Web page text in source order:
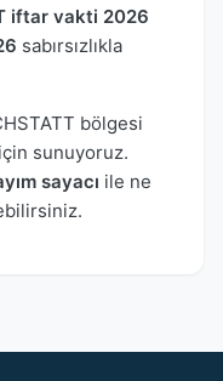
iftar vakti 2026
sabırsızlıkla
bölgesi
sunuyoruz.
sayacı ile ne